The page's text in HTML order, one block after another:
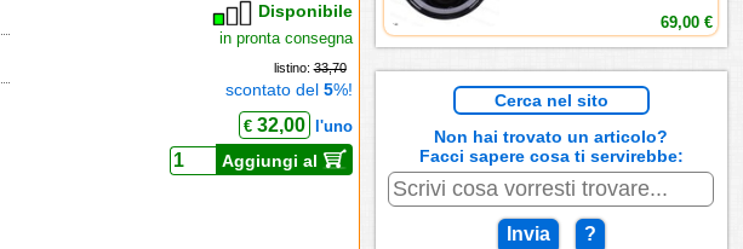
Disponibile
in pronta consegna
listino:33,70
scontato del 5%!
€32,00 l'uno
Aggiungi al
69,00 €
Cerca nel sito
Non hai trovato un articolo?
Facci sapere cosa ti servirebbe:
Invia ?